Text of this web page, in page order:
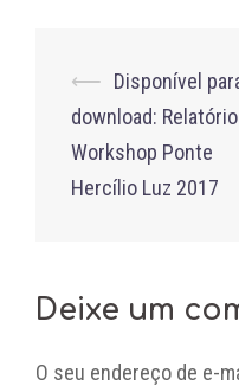
Post
⟵ Disponível
download:
Workshop Ponte
Hercílio Luz 2017
Deixe um
O seu endereço de e-